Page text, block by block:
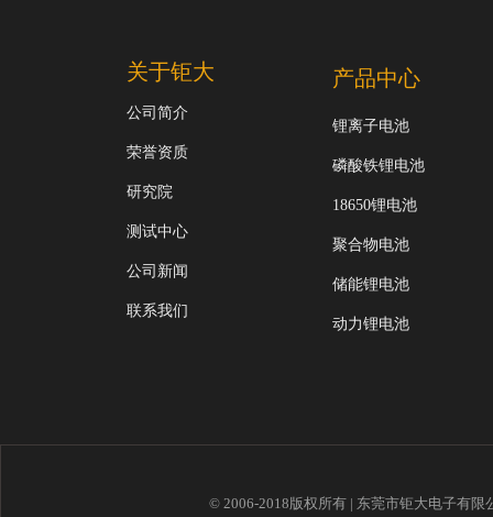
关于钜大
公司简介
荣誉资质
研究院
测试中心
公司新闻
联系我们
产品中心
锂离子电池
磷酸铁锂电池
18650锂电池
聚合物电池
储能锂电池
动力锂电池
© 2006-2018版权所有 | 东莞市钜大电子有